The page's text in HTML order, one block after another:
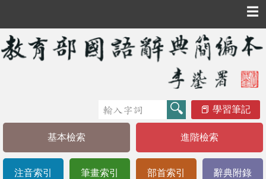
☰
學習筆記
基本檢索 進階檢索
注音索引 筆畫索引 部首索引 辭典附錄